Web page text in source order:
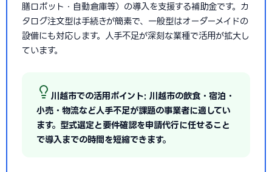
膳ロボット・自動倉庫等）の導入を支援する補助金です。カ
タログ注文型は手続きが簡素で、一般型はオーダーメイドの
設備にも対応します。人手不足が深刻な業種で活用が拡大し
ています。
川越市での活用ポイント: 川越市の飲食・宿泊・
小売・物流など人手不足が課題の事業者に適してい
ます。型式選定と要件確認を申請代行に任せること
で導入までの時間を短縮できます。